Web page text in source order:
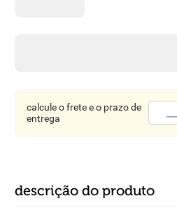
calcule o frete e o prazo de
entrega
descrição do produto